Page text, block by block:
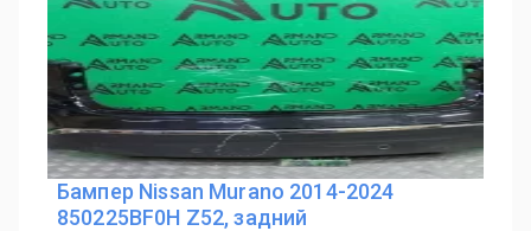
Бампер Nissan Murano 2014-2024
850225BF0H Z52, задний